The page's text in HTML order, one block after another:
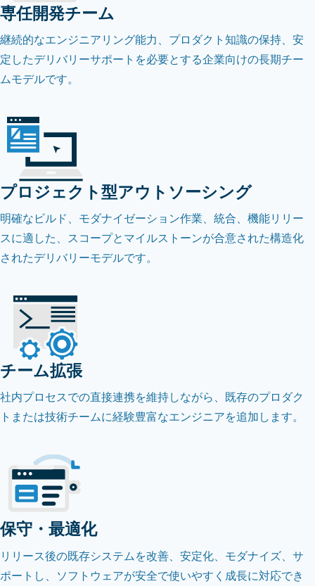
専任開発チーム
継続的なエンジニアリング能力、プロダクト知識の保持、安
定したデリバリーサポートを必要とする企業向けの長期チー
ムモデルです。
プロジェクト型アウトソーシング
明確なビルド、モダナイゼーション作業、統合、機能リリー
スに適した、スコープとマイルストーンが合意された構造化
されたデリバリーモデルです。
チーム拡張
社内プロセスでの直接連携を維持しながら、既存のプロダク
トまたは技術チームに経験豊富なエンジニアを追加します。
保守・最適化
リリース後の既存システムを改善、安定化、モダナイズ、サ
ポートし、ソフトウェアが安全で使いやすく成長に対応でき